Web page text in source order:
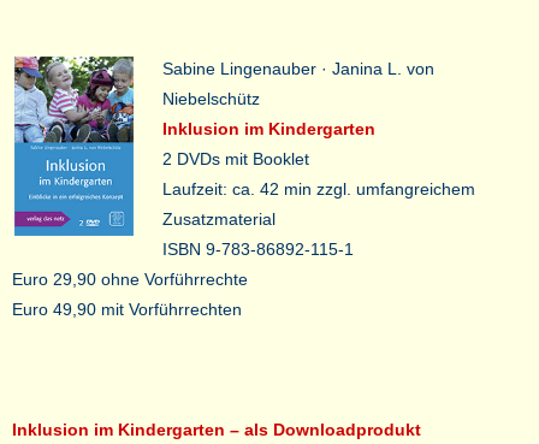
Sabine Lingenauber · Janina L. von
Niebelschütz
Inklusion im Kindergarten
2 DVDs mit Booklet
Laufzeit: ca. 42 min zzgl. umfangreichem
Zusatzmaterial
ISBN 9-783-86892-115-1
Euro 29,90 ohne Vorführrechte
Euro 49,90 mit Vorführrechten
Inklusion im Kindergarten – als Downloadprodukt